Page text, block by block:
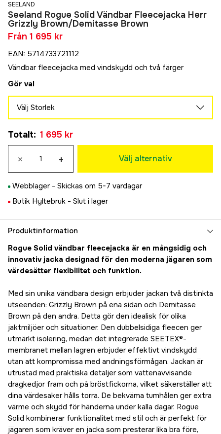
SEELAND
Seeland Rogue Solid Vändbar Fleecejacka Herr
Grizzly Brown/Demitasse Brown
Från 1 695 kr
EAN: 5714733721112
Vändbar fleecejacka med vindskydd och två färger
Gör val
Välj Storlek
1 695 kr
M
1 695 kr
1 695 kr
1 695 kr
1 695 kr
1 695 kr
4XL
1 695 kr
1 695 kr
Totalt: 1 695 kr
× + Välj alternativ
Webblager - Skickas om 5-7 vardagar
Butik Hyltebruk - Slut i lager
Produktinformation
Rogue Solid vändbar fleecejacka är en mångsidig och
innovativ jacka designad för den moderna jägaren som
värdesätter flexibilitet och funktion.
Med sin unika vändbara design erbjuder jackan två distinkta
utseenden: Grizzly Brown på ena sidan och Demitasse
Brown på den andra. Detta gör den idealisk för olika
jaktmiljöer och situationer. Den dubbelsidiga fleecen ger
utmärkt isolering, medan det integrerade SEETEX®-
membranet mellan lagren erbjuder effektivt vindskydd
utan att kompromissa med andningsförmågan. Jackan är
utrustad med praktiska detaljer som vattenavvisande
dragkedjor fram och på bröstfickorna, vilket säkerställer att
dina värdesaker hålls torra. De bekväma tumhålen ger extra
värme och skydd för händerna under kalla dagar. Rogue
Solid kombinerar funktionalitet med stil och är perfekt för
jägaren som kräver en jacka som presterar lika bra före,